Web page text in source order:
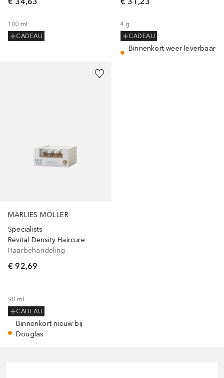
100 ml
CADEAU
4 g
CADEAU
Binnenkort weer leverbaar
MARLIES MÖLLER
Specialists
Revital Density Haircure
Haarbehandeling
€ 92,69
90 ml
CADEAU
Binnenkort nieuw bij
Douglas